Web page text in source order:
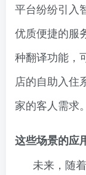
平台纷纷引入
优质便捷的服
种翻译功能，
店的自助入住
家的客人需求。
这些场景的应
未来，随